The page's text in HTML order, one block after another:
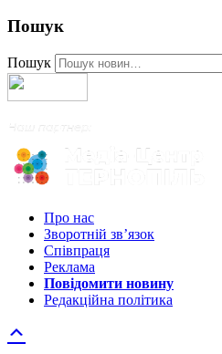
Пошук
Пошук
Про нас
Зворотній зв’язок
Співпраця
Реклама
Повідомити новину
Редакційна політика